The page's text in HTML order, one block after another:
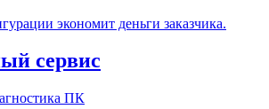
экономит деньги заказчика.
сервис
ПК